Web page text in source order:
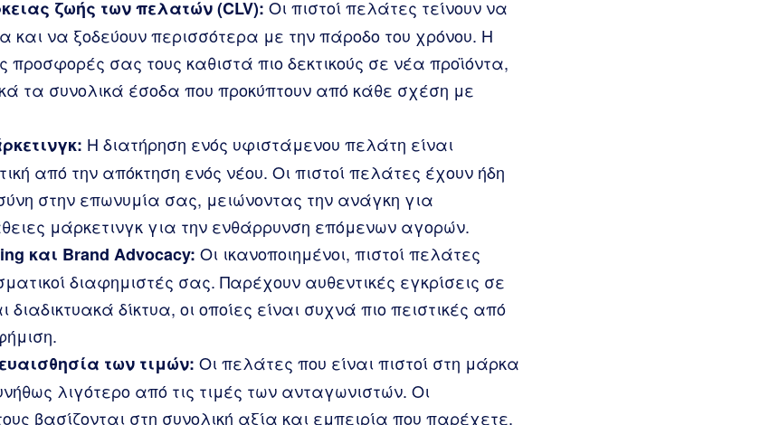
ζωής των πελατών (CLV): Οι πιστοί πελάτες τείνουν να
και να ξοδεύουν περισσότερα με την πάροδο του χρόνου. Η
προσφορές σας τους καθιστά πιο δεκτικούς σε νέα προϊόντα,
τα συνολικά έσοδα που προκύπτουν από κάθε σχέση με
Η διατήρηση ενός υφιστάμενου πελάτη είναι
από την απόκτηση ενός νέου. Οι πιστοί πελάτες έχουν ήδη
στην επωνυμία σας, μειώνοντας την ανάγκη για
μάρκετινγκ για την ενθάρρυνση επόμενων αγορών.
και Brand Advocacy: Οι ικανοποιημένοι, πιστοί πελάτες
διαφημιστές σας. Παρέχουν αυθεντικές εγκρίσεις σε
διαδικτυακά δίκτυα, οι οποίες είναι συχνά πιο πειστικές από
των τιμών: Οι πελάτες που είναι πιστοί στη μάρκα
λιγότερο από τις τιμές των ανταγωνιστών. Οι
βασίζονται στη συνολική αξία και εμπειρία που παρέχετε,